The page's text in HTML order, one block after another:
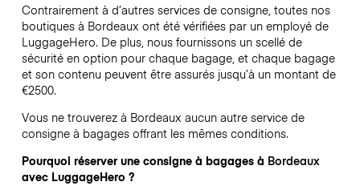
Contrairement à d’autres services de consigne, toutes nos
boutiques à Bordeaux ont été vérifiées par un employé de
LuggageHero. De plus, nous fournissons un scellé de
sécurité en option pour chaque bagage, et chaque bagage
et son contenu peuvent être assurés jusqu’à un montant de
€2500.
Vous ne trouverez à Bordeaux aucun autre service de
consigne à bagages offrant les mêmes conditions.
Pourquoi réserver une consigne à bagages à Bordeaux
avec LuggageHero ?